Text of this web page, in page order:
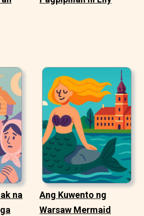
na
Ang Kuwento ng
Warsaw Mermaid